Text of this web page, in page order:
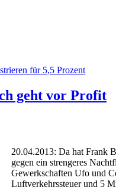
für 5,5 Prozent
geht vor Profit
20.04.2013: Da hat Frank
gegen ein strengeres
Gewerkschaften Ufo und
Luftverkehrssteuer und 5